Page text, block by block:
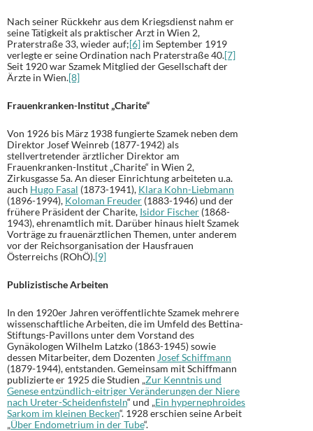
Nach seiner Rückkehr aus dem Kriegsdienst nahm er
seine Tätigkeit als praktischer Arzt in Wien 2,
Praterstraße 33, wieder auf;[6] im September 1919
verlegte er seine Ordination nach Praterstraße 40.[7]
Seit 1920 war Szamek Mitglied der Gesellschaft der
Ärzte in Wien.[8]
Frauenkranken-Institut „Charite“
Von 1926 bis März 1938 fungierte Szamek neben dem
Direktor Josef Weinreb (1877-1942) als
stellvertretender ärztlicher Direktor am
Frauenkranken-Institut „Charite“ in Wien 2,
Zirkusgasse 5a. An dieser Einrichtung arbeiteten u.a.
auch Hugo Fasal (1873-1941), Klara Kohn-Liebmann
(1896-1994), Koloman Freuder (1883-1946) und der
frühere Präsident der Charite, Isidor Fischer (1868-
1943), ehrenamtlich mit. Darüber hinaus hielt Szamek
Vorträge zu frauenärztlichen Themen, unter anderem
vor der Reichsorganisation der Hausfrauen
Österreichs (ROhÖ).[9]
Publizistische Arbeiten
In den 1920er Jahren veröffentlichte Szamek mehrere
wissenschaftliche Arbeiten, die im Umfeld des Bettina-
Stiftungs-Pavillons unter dem Vorstand des
Gynäkologen Wilhelm Latzko (1863-1945) sowie
dessen Mitarbeiter, dem Dozenten Josef Schiffmann
(1879-1944), entstanden. Gemeinsam mit Schiffmann
publizierte er 1925 die Studien „Zur Kenntnis und
Genese entzündlich-eitriger Veränderungen der Niere
nach Ureter-Scheidenfisteln“ und „Ein hypernephroides
Sarkom im kleinen Becken“. 1928 erschien seine Arbeit
„Über Endometrium in der Tube“.